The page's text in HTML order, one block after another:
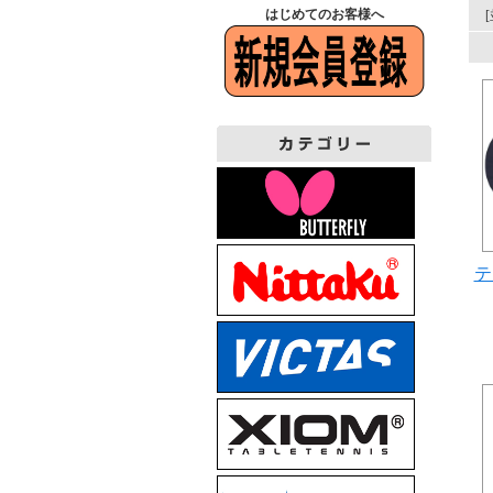
はじめてのお客様へ